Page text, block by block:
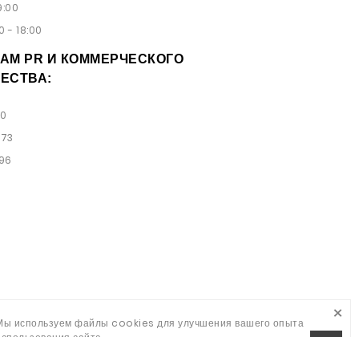
- 18:00
PR И КОММЕРЧЕСКОГО
используем файлы cookies для улучшения вашего опыта
×